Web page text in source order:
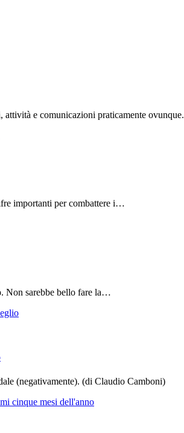
e comunicazioni praticamente ovunque.
importanti per combattere i…
Non sarebbe bello fare la…
(negativamente). (di Claudio Camboni)